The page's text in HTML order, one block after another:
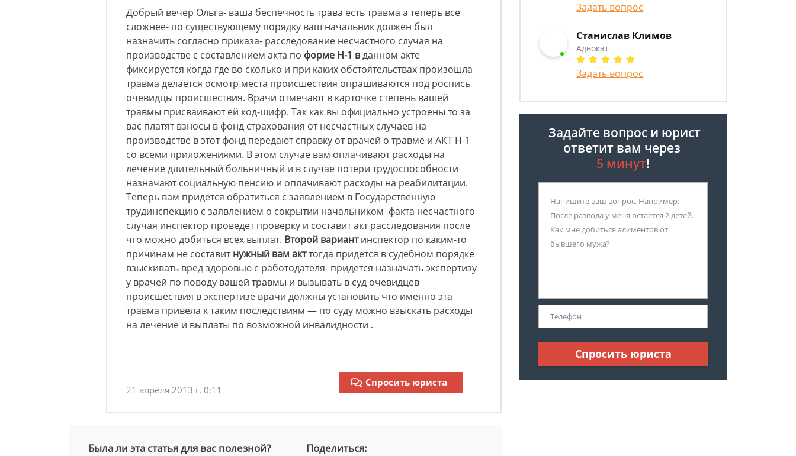
Добрый вечер Ольга- ваша беспечность трава есть травма а теперь все
сложнее- по существующему порядку ваш начальник должен был
назначить согласно приказа- расследование несчастного случая на
производстве с составлением акта по форме Н-1 вданном акте
фиксируется когда где во сколько и при каких обстоятельствах произошла
травма делается осмотр места происшествия опрашиваются под роспись
очевидцы происшествия. Врачи отмечают в карточке степень вашей
травмы присваивают ей код-шифр. Так как вы официально устроены то за
вас платят взносы в фонд страхования от несчастных случаев на
производстве в этот фонд передают справку от врачей о травме и АКТ Н-1
со всеми приложениями. В этом случае вам оплачивают расходы на
лечение длительный больничный и в случае потери трудоспособности
назначают социальную пенсию и оплачивают расходы на реабилитации.
Теперь вам придется обратиться с заявлением в Государственную
трудинспекцию с заявлением о сокрытии начальником факта несчастного
случая инспектор проведет проверку и составит акт расследования после
чго можно добиться всех выплат. Второй вариантинспектор по каким-то
причинам не составитнужный вам акттогда придется в судебном порядке
взыскивать вред здоровью с работодателя- придется назначать экспертизу
у врачей по поводу вашей травмы и вызывать в суд очевидцев
происшествия в экспертизе врачи должны установить что именно эта
травма привела к таким последствиям — по суду можно взыскать расходы
на лечение и выплаты по возможной инвалидности .
21 апреля 2013 г. 0:11
Спросить юриста
Была ли эта статья для вас полезной? Поделиться:
Задать вопрос
Станислав Климов
Адвокат
Задать вопрос
Задайте вопрос и юрист
ответит вам через
5 минут!
Спросить юриста